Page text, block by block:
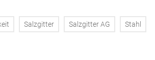
Salzgitter Salzgitter AG Stahl